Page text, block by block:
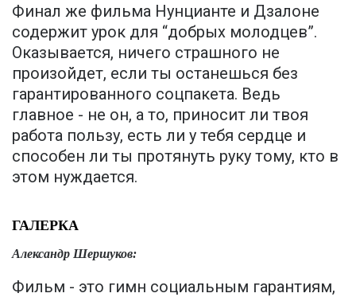
Финал же фильма Нунцианте и Дзалоне
содержит урок для “добрых молодцев”.
Оказывается, ничего страшного не
произойдет, если ты останешься без
гарантированного соцпакета. Ведь
главное - не он, а то, приносит ли твоя
работа пользу, есть ли у тебя сердце и
способен ли ты протянуть руку тому, кто в
этом нуждается.
ГАЛЕРКА
Александр Шершуков:
Фильм - это гимн социальным гарантиям,